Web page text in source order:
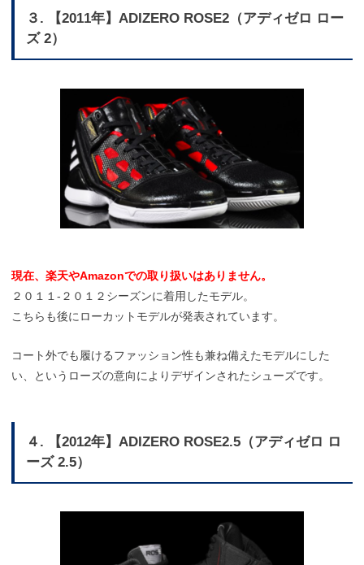
３. 【2011年】ADIZERO ROSE2（アディゼロ ロー
ズ 2）
現在、楽天やAmazonでの取り扱いはありません。
２０１１-２０１２シーズンに着用したモデル。
こちらも後にローカットモデルが発表されています。
コート外でも履けるファッション性も兼ね備えたモデルにした
い、というローズの意向によりデザインされたシューズです。
４. 【2012年】ADIZERO ROSE2.5（アディゼロ ロ
ーズ 2.5）